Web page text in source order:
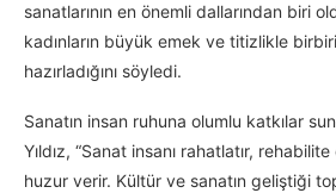
sanatlarının en önemli dallarından biri
kadınların büyük emek ve titizlikle
hazırladığını söyledi.
Sanatın insan ruhuna olumlu katkılar
Yıldız, “Sanat insanı rahatlatır,
huzur verir. Kültür ve sanatın geliştiği